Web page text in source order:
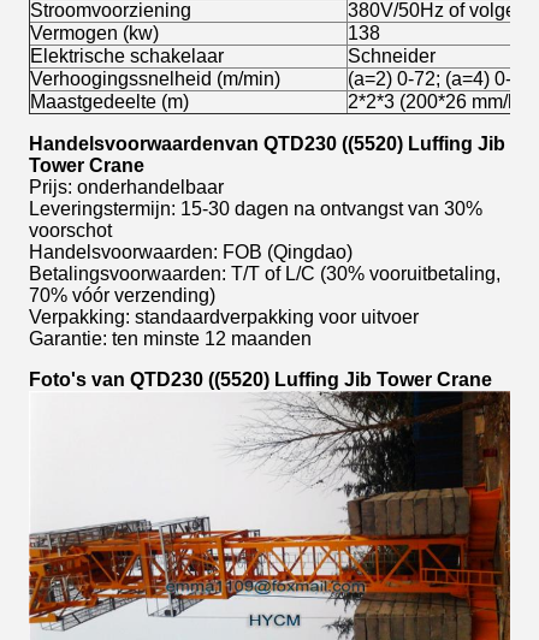
Stroomvoorziening
380V/50Hz of
Vermogen (kw)
138
Elektrische schakelaar
Schneider
Verhoogingssnelheid (m/min)
(a=2) 0-72; (a=4) 0-36
Maastgedeelte (m)
2*2*3 (200*26 mm/
Handelsvoorwaardenvan QTD230 ((5520) Luffing Jib
Tower Crane
Prijs: onderhandelbaar
Leveringstermijn: 15-30 dagen na ontvangst van 30%
voorschot
Handelsvoorwaarden: FOB (Qingdao)
Betalingsvoorwaarden: T/T of L/C (30% vooruitbetaling,
70% vóór verzending)
Verpakking: standaardverpakking voor uitvoer
Garantie: ten minste 12 maanden
Foto's van QTD230 ((5520) Luffing Jib Tower Crane